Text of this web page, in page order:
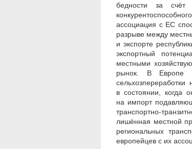
бедности за счёт
ассоциация с ЕС
разрыве между
и экспорте
экспортный
местными
рынок. В Европе
в состоянии, когда
на импорт
транспортно-
лишённая местной
региональных
европейцев с их